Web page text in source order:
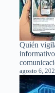
Quién
agosto 6,